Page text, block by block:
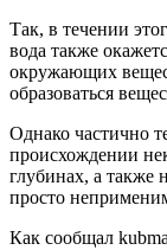
Так, в течении
вода также
окружающих
образоваться
Однако частично
происхождении
глубинах, а также
просто
Как сообщал